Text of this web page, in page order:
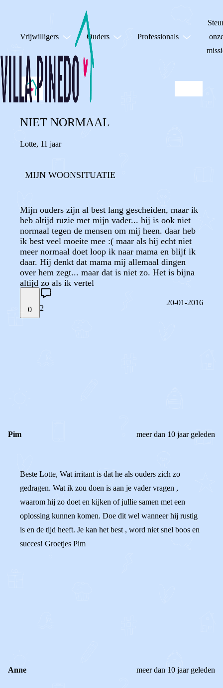
Vrijwilligers Ouders Professionals
NIET NORMAAL
Lotte, 11 jaar
MIJN WOONSITUATIE
Mijn ouders zijn al best lang gescheiden, maar ik
heb altijd ruzie met mijn vader... hij is ook niet
normaal tegen de mensen om mij heen. daar heb
ik best veel moeite mee :( maar als hij echt niet
meer normaal doet loop ik naar mama en blijf ik
daar. Hij denkt dat mama mij allemaal dingen
over hem zegt... maar dat is niet zo. Het is bijna
altijd zo als ik vertel
0 2
20-01-2016
Pim meer dan 10 jaar geleden
Beste Lotte, Wat irritant is dat he als ouders zich zo
gedragen. Wat ik zou doen is aan je vader vragen ,
waarom hij zo doet en kijken of jullie samen met een
oplossing kunnen komen. Doe dit wel wanneer hij rustig
is en de tijd heeft. Je kan het best , word niet snel boos en
succes! Groetjes Pim
Anne meer dan 10 jaar geleden